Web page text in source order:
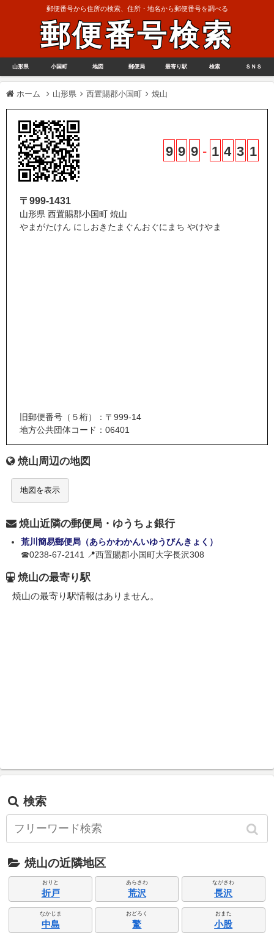
郵便番号から住所の検索、住所・地名から郵便番号を調べる
郵便番号検索
山形県 小国町 地図 郵便局 最寄り駅 検索 ＳＮＳ
ホーム 山形県 西置賜郡小国町 焼山
9 9 9 - 1 4 3 1
〒999-1431
山形県 西置賜郡小国町 焼山
やまがたけん にしおきたまぐんおぐにまち やけやま
旧郵便番号（５桁）：〒999-14
地方公共団体コード：06401
焼山周辺の地図
地図を表示
焼山近隣の郵便局・ゆうちょ銀行
荒川簡易郵便局（あらかわかんいゆうびんきょく）
☎0238-67-2141 📍西置賜郡小国町大字長沢308
焼山の最寄り駅
焼山の最寄り駅情報はありません。
検索
焼山の近隣地区
おりと
折戸
あらさわ
荒沢
ながさわ
長沢
なかじま
中島
おどろく
驚
おまた
小股